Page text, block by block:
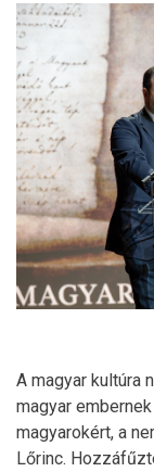
A magyar kultúra
magyar
magyarokért, a
Lőrinc.